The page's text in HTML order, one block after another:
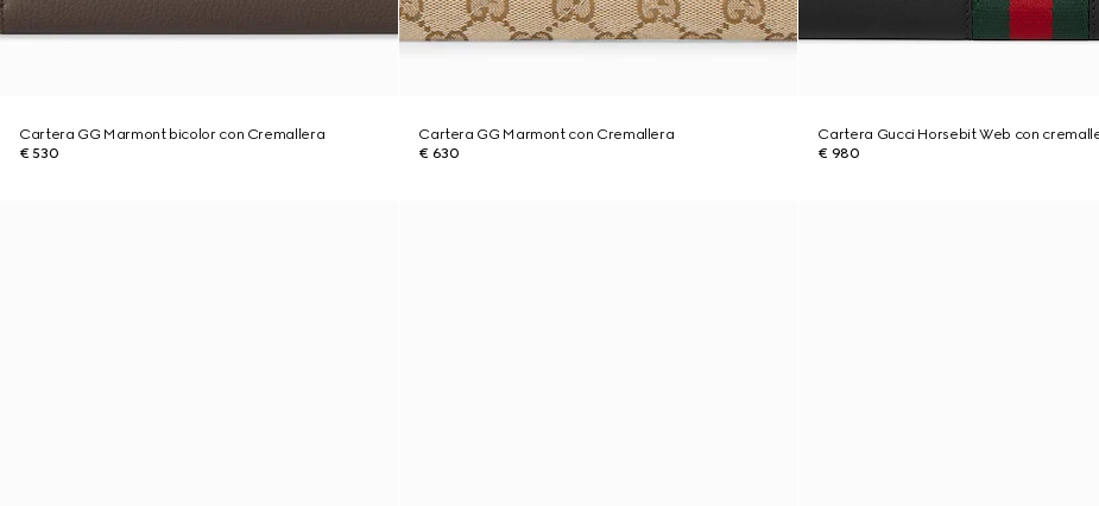
Cartera GG Marmont bicolor con Cremallera
€ 530
Cartera GG Marmont con Cremallera
€ 630
Cartera Gucci Horsebit Web con
€ 980